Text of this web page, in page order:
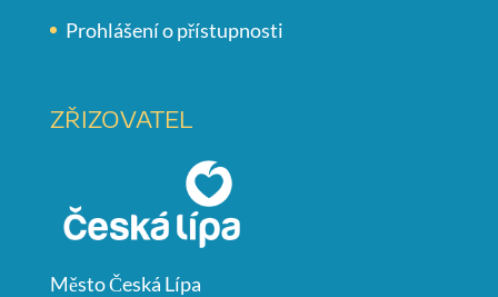
Prohlášení o přístupnosti
ZŘIZOVATEL
Město Česká Lípa